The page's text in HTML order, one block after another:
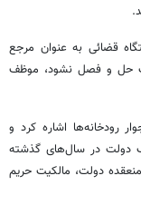
قضائی به عنوان مرجع
حل و فصل نشود، موظف
رودخانه‌ها اشاره کرد و
دولت در سال‌های گذشته
دولت، مالکیت حریم